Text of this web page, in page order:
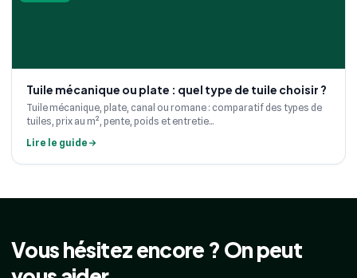
Tuile mécanique ou plate : quel type de tuile choisir ?
Tuile mécanique, plate, canal ou romane : comparatif des types de
tuiles, prix au m², pente, poids et entretie...
Lire le guide
Vous hésitez encore ? On peut